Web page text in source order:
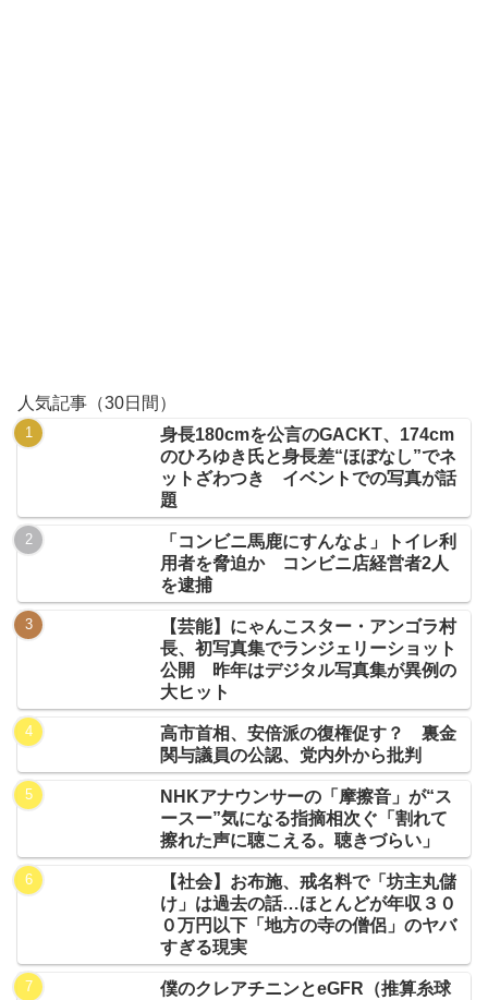
人気記事（30日間）
身長180cmを公言のGACKT、174cm
のひろゆき氏と身長差“ほぼなし”でネ
ットざわつき イベントでの写真が話
題
「コンビニ馬鹿にすんなよ」トイレ利
用者を脅迫か コンビニ店経営者2人
を逮捕
【芸能】にゃんこスター・アンゴラ村
長、初写真集でランジェリーショット
公開 昨年はデジタル写真集が異例の
大ヒット
高市首相、安倍派の復権促す？ 裏金
関与議員の公認、党内外から批判
NHKアナウンサーの「摩擦音」が“ス
ースー”気になる指摘相次ぐ「割れて
擦れた声に聴こえる。聴きづらい」
【社会】お布施、戒名料で「坊主丸儲
け」は過去の話…ほとんどが年収３０
０万円以下「地方の寺の僧侶」のヤバ
すぎる現実
僕のクレアチニンとeGFR（推算糸球